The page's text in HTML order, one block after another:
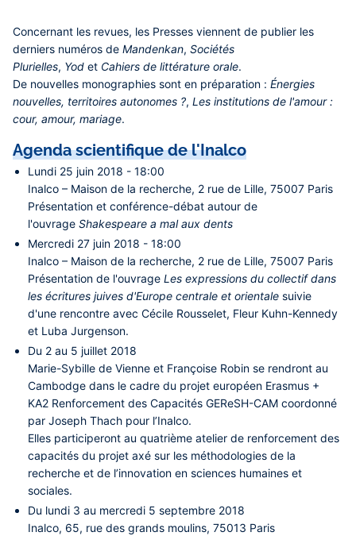
Concernant les revues, les Presses viennent de publier les
derniers numéros de Mandenkan, Sociétés
Plurielles, Yod et Cahiers de littérature orale.
De nouvelles monographies sont en préparation : Énergies
nouvelles, territoires autonomes ?, Les institutions de l'amour :
cour, amour, mariage.
Agenda scientifique de l'Inalco
Lundi 25 juin 2018 - 18:00
Inalco – Maison de la recherche, 2 rue de Lille, 75007 Paris
Présentation et conférence-débat autour de
l'ouvrageShakespeare a mal aux dents
Mercredi 27 juin 2018 - 18:00
Inalco – Maison de la recherche, 2 rue de Lille, 75007 Paris
Présentation de l'ouvrageLes expressions du collectif dans
les écritures juives d'Europe centrale et orientale suivie
d'une rencontre avecCécile Rousselet, Fleur Kuhn-Kennedy
et Luba Jurgenson.
Du 2 au 5 juillet 2018
Marie-Sybille de Vienne et Françoise Robin se rendront au
Cambodge dans le cadre du projet européen Erasmus +
KA2 Renforcement des Capacités GEReSH-CAM coordonné
parJoseph Thach pour l’Inalco.
Elles participeront au quatrième atelier de renforcement des
capacités du projet axé sur les méthodologies de la
recherche et de l’innovation en sciences humaines et
sociales.
Du lundi 3 au mercredi 5 septembre 2018
Inalco, 65, rue des grands moulins, 75013 Paris